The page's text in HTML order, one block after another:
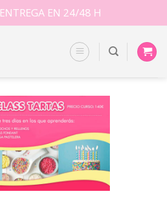
ENTREGA EN 24/48 H